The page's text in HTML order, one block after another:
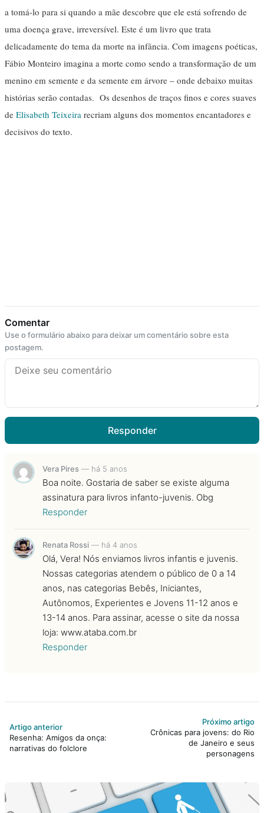
a tomá-lo para si quando a mãe descobre que ele está sofrendo de
uma doença grave, irreversível. Este é um livro que trata
delicadamente do tema da morte na infância. Com imagens poéticas,
Fábio Monteiro imagina a morte como sendo a transformação de um
menino em semente e da semente em árvore – onde debaixo muitas
histórias serão contadas. Os desenhos de traços finos e cores suaves
de Elisabeth Teixeira recriam alguns dos momentos encantadores e
decisivos do texto.
Comentar
Use o formulário abaixo para deixar um comentário sobre esta
postagem.
Responder
Vera Pires — há 5 anos
Boa noite. Gostaria de saber se existe alguma
assinatura para livros infanto-juvenis. Obg
Responder
Renata Rossi — há 4 anos
Olá, Vera! Nós enviamos livros infantis e juvenis.
Nossas categorias atendem o público de 0 a 14
anos, nas categorias Bebês, Iniciantes,
Autônomos, Experientes e Jovens 11-12 anos e
13-14 anos. Para assinar, acesse o site da nossa
loja: www.ataba.com.br
Responder
Artigo anterior
Resenha: Amigos da onça:
narrativas do folclore
Próximo artigo
Crônicas para jovens: do Rio
de Janeiro e seus
personagens